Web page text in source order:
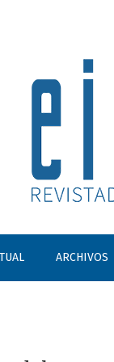
emperador,
ARCHIVOS